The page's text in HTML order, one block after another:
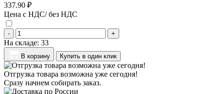
337.90 ₽
Цена с НДС/ без НДС
- +
На складе: 33
В корзину Купить в один клик
Отгрузка товара возможна уже сегодня!
Сразу начнем собирать заказ.